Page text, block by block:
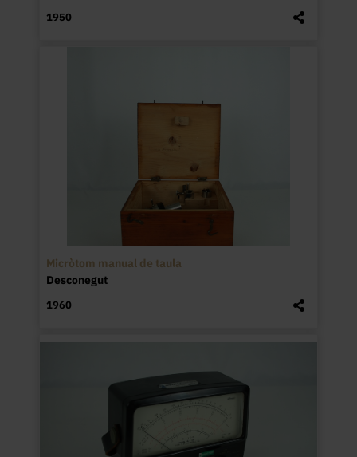
1950
Micròtom manual de taula
Desconegut
1960